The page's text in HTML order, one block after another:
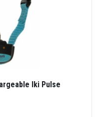
Iki Pulse